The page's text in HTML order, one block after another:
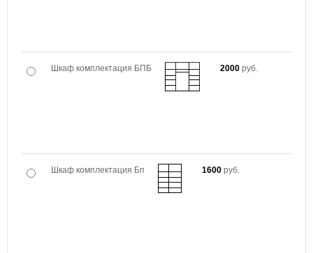
Шкаф комплектация БПБ 2000 руб.
Шкаф комплектация Бп 1600 руб.